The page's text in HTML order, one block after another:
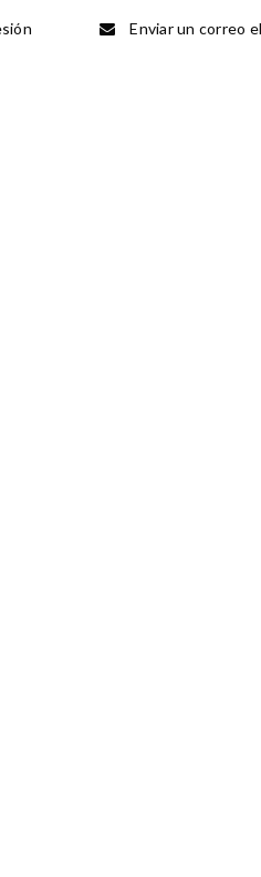
Enviar un correo